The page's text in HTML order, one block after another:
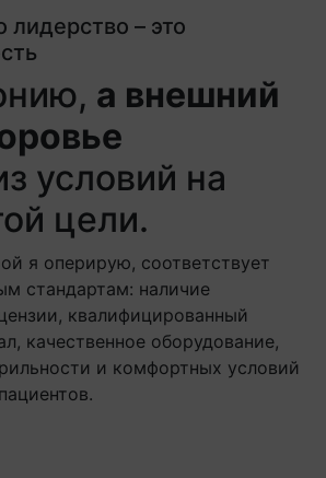
– это
а внешний
условий на
цели.
я оперирую, соответствует
стандартам: наличие
квалифицированный
качественное оборудование,
и комфортных условий